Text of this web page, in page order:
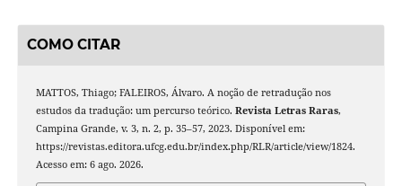
COMO CITAR
MATTOS, Thiago; FALEIROS, Álvaro. A noção de retradução nos
estudos da tradução: um percurso teórico. Revista Letras Raras,
Campina Grande, v. 3, n. 2, p. 35–57, 2023. Disponível em:
https://revistas.editora.ufcg.edu.br/index.php/RLR/article/view/1824.
Acesso em: 6 ago. 2026.